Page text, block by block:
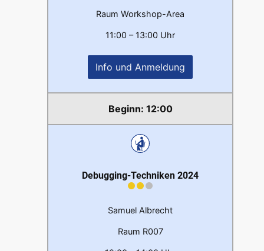
Raum Workshop-Area
11:00 – 13:00 Uhr
Info und Anmeldung
12:00
Debugging-Techniken 2024
Samuel Albrecht
Raum R007